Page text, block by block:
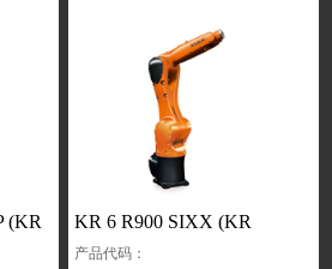
(KR
KR 6 R900 SIXX (KR
AGILUS)
产品代码：